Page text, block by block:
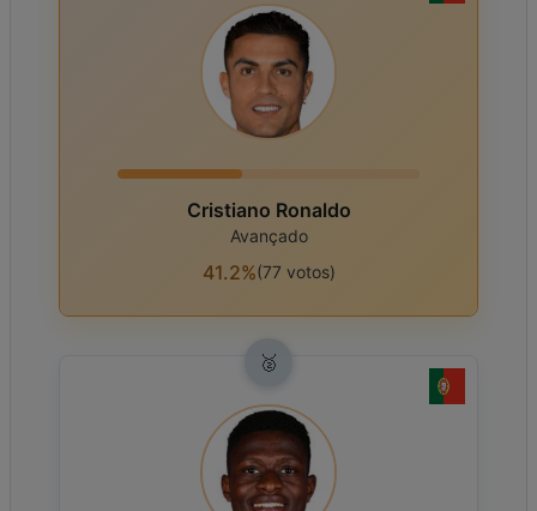
Cristiano Ronaldo
Avançado
41.2%(77 votos)
🥈